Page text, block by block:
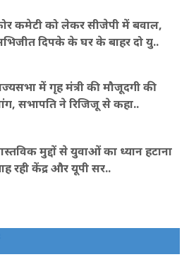
कमेटी को लेकर सीजेपी में बवाल,
दिपके के घर के बाहर दो यु..
में गृह मंत्री की मौजूदगी की
सभापति ने रिजिजू से कहा..
मुद्दों से युवाओं का ध्यान हटाना
रही केंद्र और यूपी सर..